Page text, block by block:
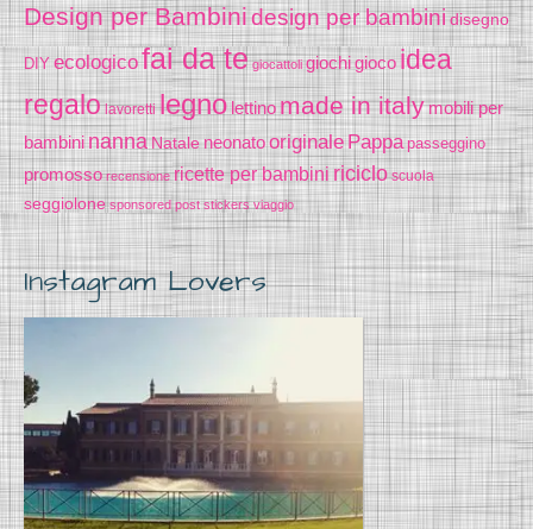
Design per Bambinidesign per bambinidisegno
DIY ecologicofai da te giocattoli giochigioco idea
regalo lavoretti legno lettinomade in italymobili per
bambininannaNatale neonatooriginale Pappa passeggino
promosso recensione ricette per bambini riciclo scuola
seggiolone sponsored post stickers viaggio
Instagram Lovers